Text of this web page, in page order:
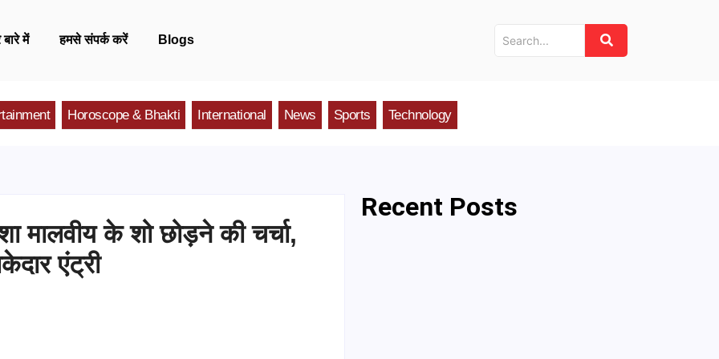
बारे में हमसे संपर्क करें Blogs
Horoscope & Bhakti International News Sports Technology
मालवीय के शो छोड़ने की चर्चा,
एंट्री
Recent Posts